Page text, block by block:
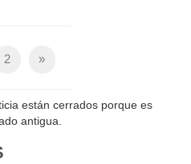
2 »
están cerrados porque es
antigua.